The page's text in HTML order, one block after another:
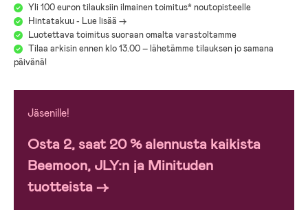
Yli 100 euron tilauksiin ilmainen toimitus* noutopisteelle
Hintatakuu - Lue lisää ->
Luotettava toimitus suoraan omalta varastoltamme
Tilaa arkisin ennen klo 13.00 – lähetämme tilauksen jo samana
päivänä!
Jäsenille!
Osta 2, saat 20 % alennusta kaikista
Beemoon, JLY:n ja Minituden
tuotteista →